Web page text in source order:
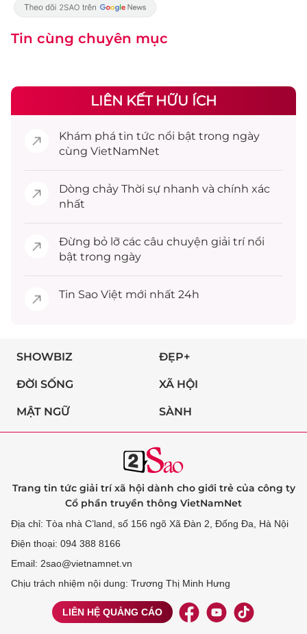
Tin cùng chuyên mục
LIÊN KẾT HỮU ÍCH
Khám phá tin tức nổi bật trong ngày
cùng VietNamNet
Dòng chảy Thời sự nhanh và chính xác
nhất
Đừng bỏ lỡ các câu chuyện giải trínổi
bật trong ngày
Tin Sao Việt mới nhất 24h
SHOWBIZ ĐẸP+
ĐỜI SỐNG XÃ HỘI
MẬT NGỮ SÀNH
Trang tin tức giải trí xã hội dành cho giới trẻ của công ty
Cổ phần truyền thông VietNamNet
Địa chỉ: Tòa nhà C’land, số 156 ngõ Xã Đàn 2, Đống Đa, Hà Nội
Điện thoại: 094 388 8166
Email: 2sao@vietnamnet.vn
Chịu trách nhiệm nội dung: Trương Thị Minh Hưng
LIÊN HỆ QUẢNG CÁO